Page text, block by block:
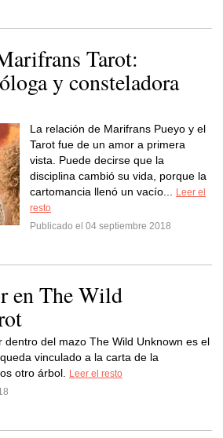
Tarot:
y consteladora
La relación de Marifrans Pueyo y el
Tarot fue de un amor a primera
vista. Puede decirse que la
disciplina cambió su vida, porque la
cartomancia llenó un vacío...
Leer el
resto
Publicado el 04 septiembre 2018
en The Wild
dentro del mazo The Wild Unknown es el
vinculado a la carta de la
otro árbol.
Leer el resto